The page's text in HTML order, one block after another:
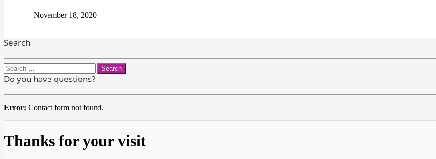
November 18, 2020
Search
Search
for:
Do you have questions?
Error: Contact form not found.
Thanks for your visit